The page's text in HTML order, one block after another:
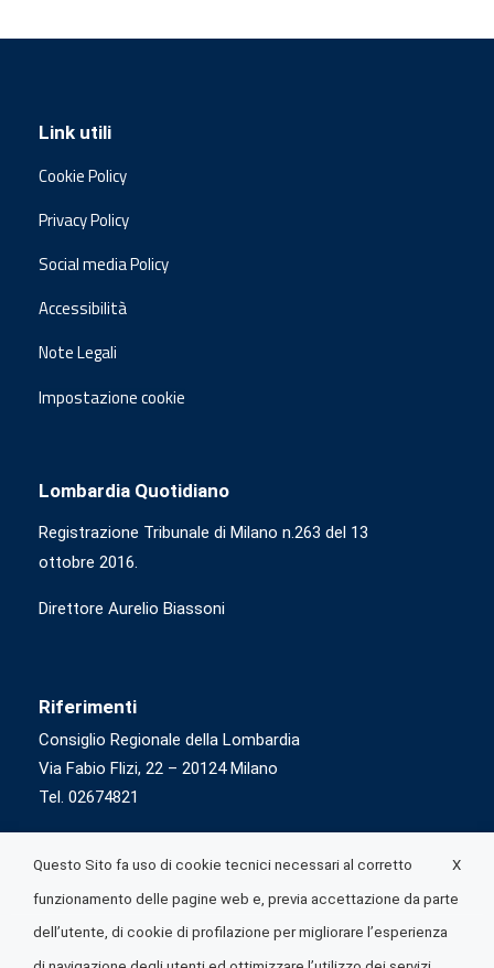
Link utili
Cookie Policy
Privacy Policy
Social media Policy
Accessibilità
Note Legali
Impostazione cookie
Lombardia Quotidiano
Registrazione Tribunale di Milano n.263 del 13
ottobre 2016.
Direttore Aurelio Biassoni
Riferimenti
Consiglio Regionale della Lombardia
Via Fabio Flizi, 22 – 20124 Milano
Tel. 02674821
X
Questo Sito fa uso di cookie tecnici necessari al corretto
funzionamento delle pagine web e, previa accettazione da parte
dell’utente, di cookie di profilazione per migliorare l’esperienza